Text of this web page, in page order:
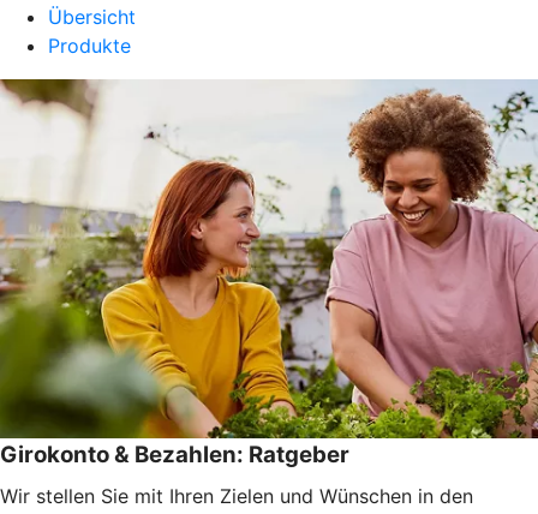
Übersicht
Produkte
Girokonto & Bezahlen: Ratgeber
Wir stellen Sie mit Ihren Zielen und Wünschen in den